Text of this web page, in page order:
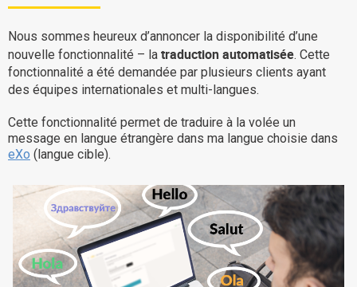
Produit
Pourquoi eXo
Internationalisation
Mobile
No code
Intégrations
IA maitrisée
Nous sommes heureux d’annoncer la disponibilité d’une
nouvelle fonctionnalité – la traduction automatisée. Cette
fonctionnalité a été demandée par plusieurs clients ayant
des équipes internationales et multi-langues.
Cette fonctionnalité permet de traduire à la volée un
message en langue étrangère dans ma langue choisie dans
eXo (langue cible).